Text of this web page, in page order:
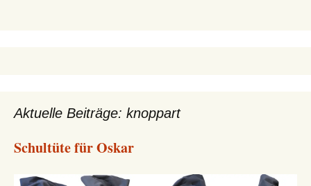
Aktuelle Beiträge: knoppart
Schultüte für Oskar